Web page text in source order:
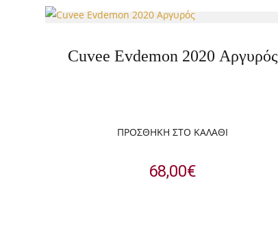
Cuvee Evdemon 2020 Αργυρός
ΠΡΟΣΘΉΚΗ ΣΤΟ ΚΑΛΆΘΙ
68,00€